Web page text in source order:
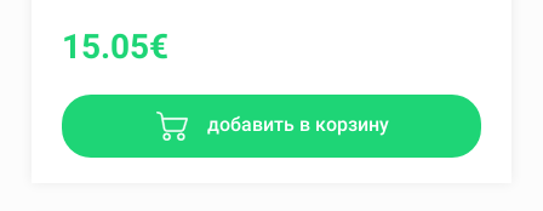
15.05€
добавить в корзину